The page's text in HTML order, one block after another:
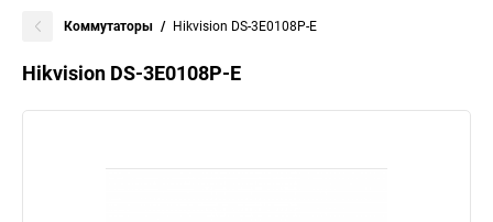
Коммутаторы Hikvision DS-3E0108P-E
Hikvision DS-3E0108P-E